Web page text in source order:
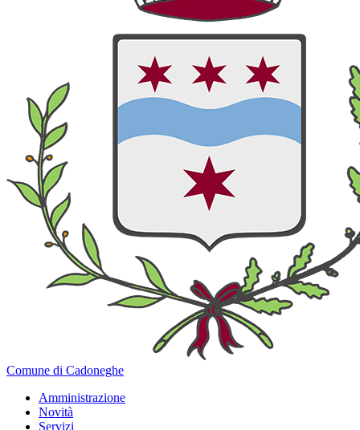
Comune di Cadoneghe
Amministrazione
Novità
Servizi